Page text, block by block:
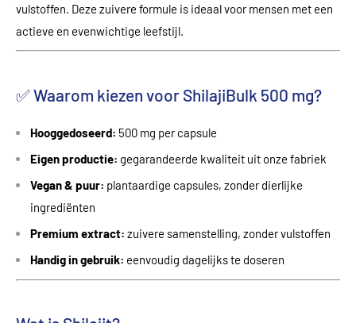
vulstoffen. Deze zuivere formule is ideaal voor mensen met een
actieve en evenwichtige leefstijl.
✅ Waarom kiezen voor ShilajiBulk 500 mg?
Hooggedoseerd: 500 mg per capsule
Eigen productie: gegarandeerde kwaliteit uit onze fabriek
Vegan & puur: plantaardige capsules, zonder dierlijke
ingrediënten
Premium extract: zuivere samenstelling, zonder vulstoffen
Handig in gebruik: eenvoudig dagelijks te doseren